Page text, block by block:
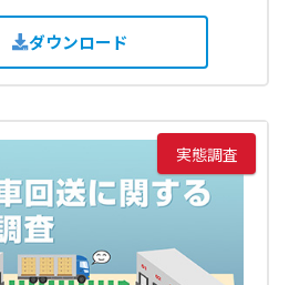
ダウンロード
実態調査